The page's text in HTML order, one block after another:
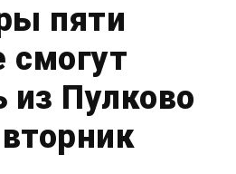
пяти
смогут
из Пулково